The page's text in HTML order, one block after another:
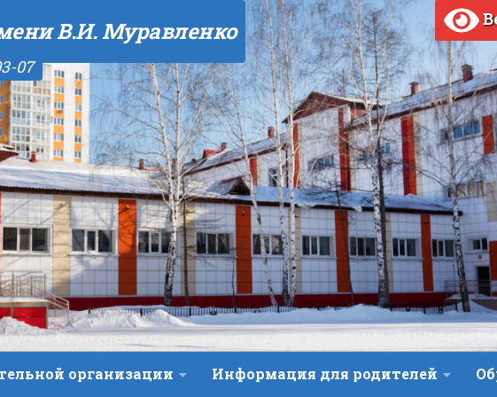
В.И. Муравленко
07
организации Информация для родителей